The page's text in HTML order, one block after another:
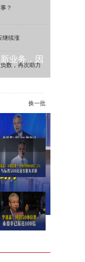
？
继续涨
数，再次助力
换一批
业务，因